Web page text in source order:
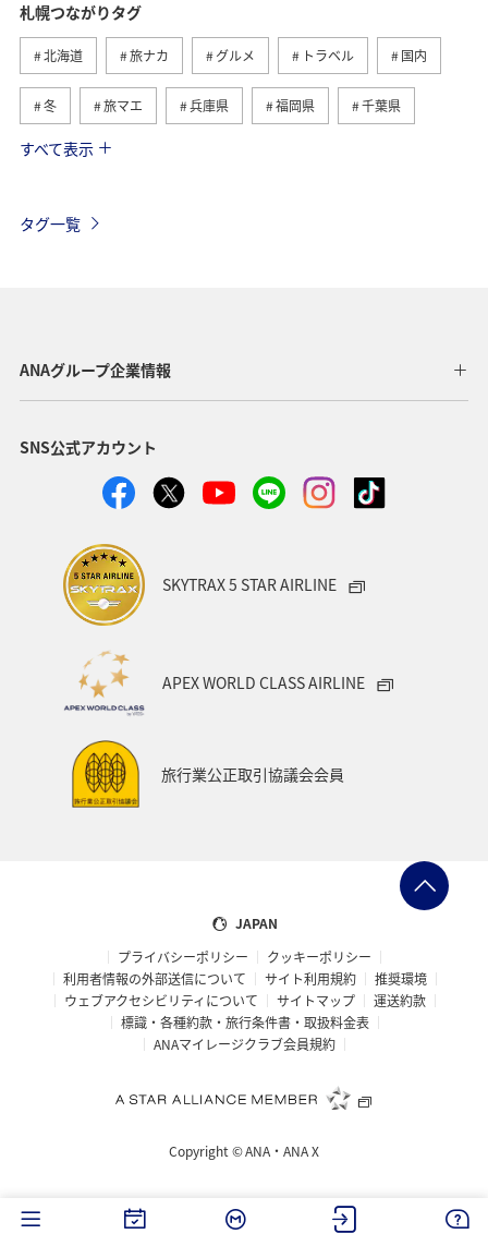
札幌つながりタグ
北海道 旅ナカ グルメ トラベル 国内
冬 旅マエ 兵庫県 福岡県 千葉県
三重県
福井県 マイルを貯める
すべて表示
タグ一覧
ANAグループ企業情報
SNS公式アカウント
SKYTRAX 5 STAR AIRLINE
APEX WORLD CLASS AIRLINE
旅行業公正取引協議会会員
JAPAN
プライバシーポリシー
クッキーポリシー
利用者情報の外部送信について
サイト利用規約
推奨環境
ウェブアクセシビリティについて
サイトマップ
運送約款
標識・各種約款・旅行条件書・取扱料金表
ANAマイレージクラブ会員規約
Copyright ©ANA・ANA X